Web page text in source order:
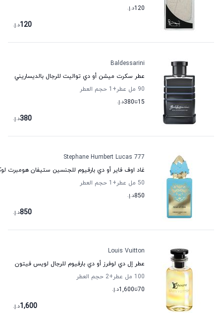
120د.إ.
120د.إ.
Baldessarini
عطر سكرت ميشن أو دي تواليت للرجال بالديساريني
90 مل عطر
+1
حجم العطر
15تا380د.إ.
380د.إ.
Stephane Humbert Lucas 777
غاد اوف فایر أو دي بارفيوم للجنسين ستيفان هومبرت
50 مل عطر
+1
حجم العطر
850د.إ.
850د.إ.
Louis Vuitton
عطر إل دي لوفرز أو دي بارفيوم للرجال لويس فيتون
100 مل عطر
+2
حجم العطر
70تا1,600د.إ.
1,600د.إ.